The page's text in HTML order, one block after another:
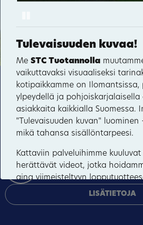
Tämä sivusto käyttää pakollisia
toiminnan ja tietoturvan
valinnaisia evästeitä
mainosten personointiin ja
HALLINNOI
LISÄTIETOJA
47
Tulevaisuuden kuvaa!
Me STC Tuotannolla
vaikuttavaksi visuaaliseksi
kotipaikkamme on Ilomantsissa,
ylpeydellä ja
asiakkaita kaikkialla Suomessa.
"Tulevaisuuden kuvan" luominen
mikä tahansa sisällöntarpeesi.
Kattaviin palveluihimme
herättävät videot, jotka
aina viimeisteltyyn
Kuvaamme myös laadukkaat